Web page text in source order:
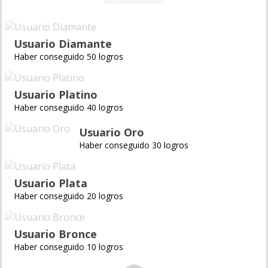
Usuario Diamante
Haber conseguido 50 logros
Usuario Platino
Haber conseguido 40 logros
Usuario Oro
Haber conseguido 30 logros
Usuario Plata
Haber conseguido 20 logros
Usuario Bronce
Haber conseguido 10 logros